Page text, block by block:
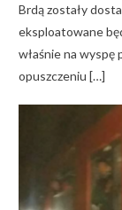
Brdą zostały
eksploatowane
właśnie na wyspę
opuszczeniu […]